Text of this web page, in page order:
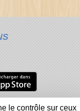
cookies
le contrôle sur ceux